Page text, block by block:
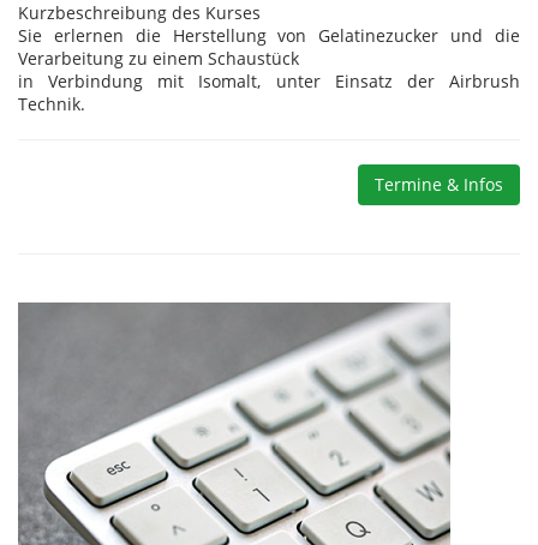
Kurzbeschreibung des Kurses
Sie erlernen die Herstellung von Gelatinezucker und die
Verarbeitung zu einem Schaustück
in Verbindung mit Isomalt, unter Einsatz der Airbrush
Technik.
Termine & Infos